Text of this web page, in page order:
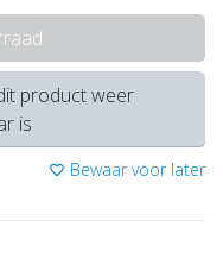
product weer
is
favorite_border Bewaar voor later